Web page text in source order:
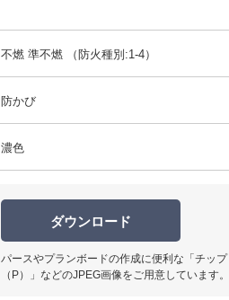
不燃 準不燃 （防火種別:1-4）
防かび
濃色
ダウンロード
パースやプランボードの作成に便利な「チッ
（P）」などのJPEG画像をご用意しています。